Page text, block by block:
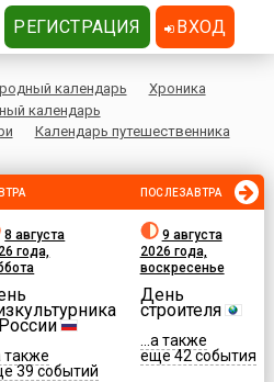
календарь
Хроника
календарь
Календарь путешественника
8 августа
года,
также
39 событий
ПОСЛЕЗАВТРА
9 августа
2026 года,
воскресенье
День
строителя
...а также
еще 42 события
РЕГИСТРАЦИЯ ВХОД